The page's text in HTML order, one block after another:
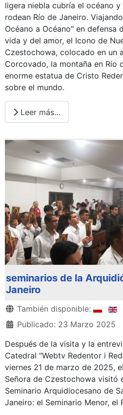
ligera niebla cubría el océano
rodean Río de Janeiro.
Océano a Océano" en defensa
vida y del amor, el Icono de
Czestochowa, colocado en un
Corcovado, la montaña en Río
enorme estatua de Cristo
sobre el mundo.
Leer más…
seminarios de la
Janeiro
Detalles
También disponible:
Publicado: 23 Marzo 2025
Después de la visita y la
Catedral "Webtv Redentor i
viernes 21 de marzo de 2025,
Señora de Czestochowa visitó
Seminario Arquidiocesano de
Janeiro: el Seminario Menor, el